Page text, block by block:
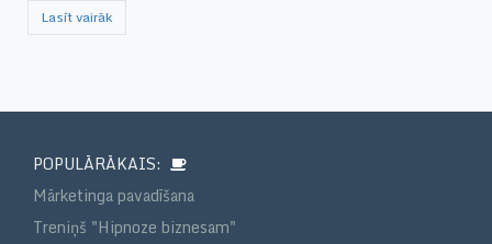
Lasīt vairāk
POPULĀRĀKAIS:
Mārketinga pavadīšana
Treniņš "Hipnoze biznesam"